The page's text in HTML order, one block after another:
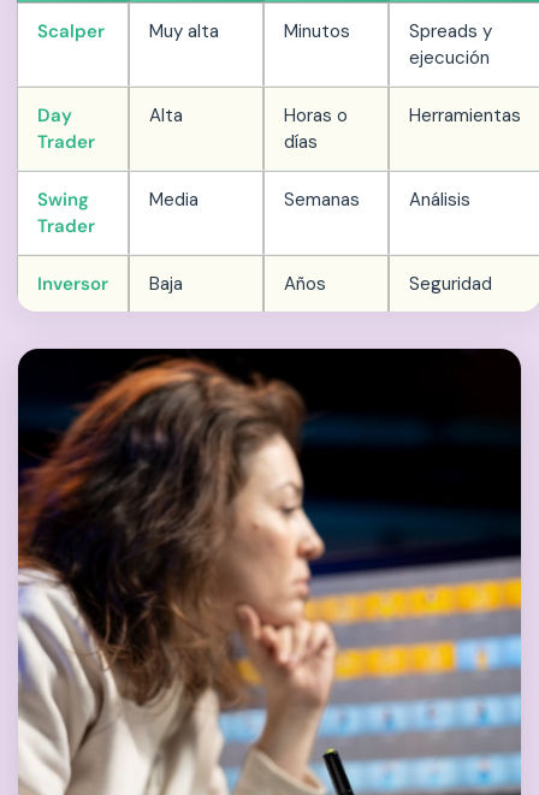
Scalper Muy alta Minutos
Spreads y
ejecución
Day
Trader
Alta
Horas o
días
Herramientas
Swing
Trader
Media Semanas Análisis
Inversor Baja Años Seguridad